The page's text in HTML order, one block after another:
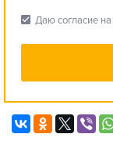
check_box Даю согласие на